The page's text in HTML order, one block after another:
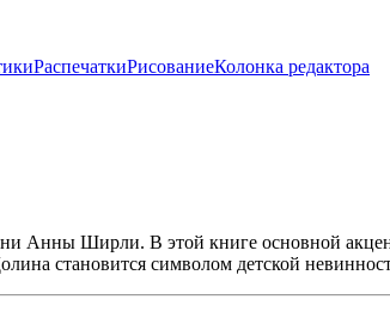
РаспечаткиРисованиеКолонка редактора
Анны Ширли. В этой книге основной
становится символом детской